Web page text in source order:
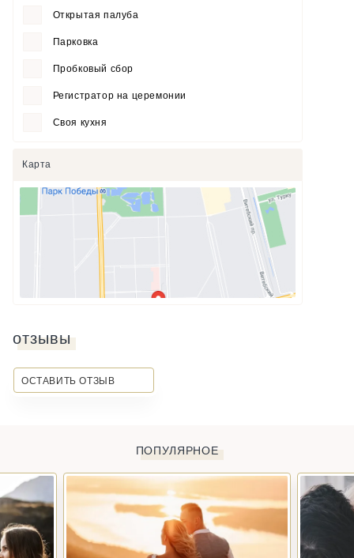
Открытая палуба
Парковка
Пробковый сбор
Регистратор на церемонии
Своя кухня
Карта
отзывы
ОСТАВИТЬ ОТЗЫВ
ПОПУЛЯРНОЕ